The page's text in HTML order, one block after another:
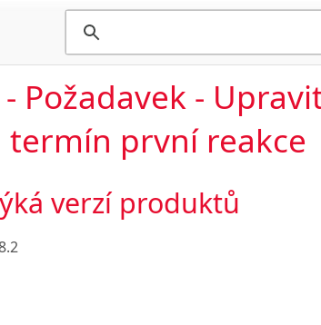
- Požadavek -
termín první reakce
verzí produktů